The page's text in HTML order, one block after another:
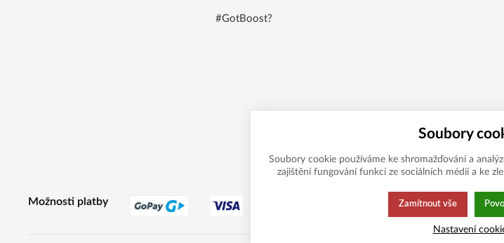
#GotBoost?
Možnosti platby
Soubory
Soubory cookie používáme ke shromažďování a
zajištění fungování funkcí ze sociálních médií a ke
Zamítnout vše
Nastavení